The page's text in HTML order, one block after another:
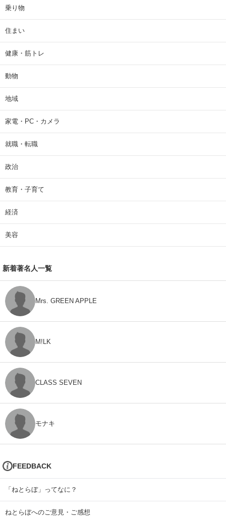
乗り物
住まい
健康・筋トレ
動物
地域
家電・PC・カメラ
就職・転職
政治
教育・子育て
経済
美容
新着著名人一覧
Mrs. GREEN APPLE
M!LK
CLASS SEVEN
モナキ
FEEDBACK
「ねとらぼ」ってなに？
ねとらぼへのご意見・ご感想